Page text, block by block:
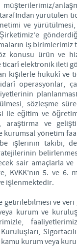
ve
iş birimlerimiz
konusu ürün ve
ticarî elektronik
kişilerle hukukî
operasyonlar,
sözleşme
ile eğitim ve
araştırma ve
yönetim
işlerinin takibi,
sair amaçlarla
5. ve
işlenmektedir.
ve
kurum ve
kurum veya